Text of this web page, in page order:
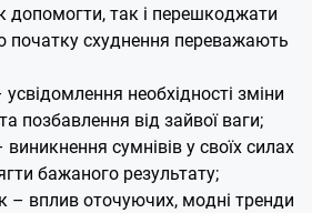
допомогти, так і перешкоджати
схуднення переважають
необхідності зміни
позбавлення від зайвої ваги;
сумнівів у своїх силах
бажаного результату;
– вплив оточуючих, модні тренди